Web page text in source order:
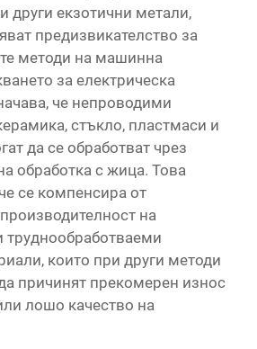
други екзотични метали,
предизвикателство за
методи на машинна
за електрическа
че непроводими
стъкло, пластмаси и
да се обработват чрез
обработка с жица. Това
се компенсира от
на
труднообработваеми
които при други методи
причинят прекомерен износ
лошо качество на